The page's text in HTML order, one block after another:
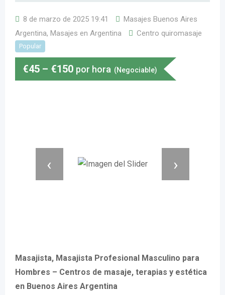
8 de marzo de 2025 19:41
Masajes Buenos Aires
Argentina, Masajes en Argentina Centro quiromasaje
Popular
€45 – €150 por hora (Negociable)
‹ ›
Masajista, Masajista Profesional Masculino para
Hombres – Centros de masaje, terapias y estética
en Buenos Aires Argentina